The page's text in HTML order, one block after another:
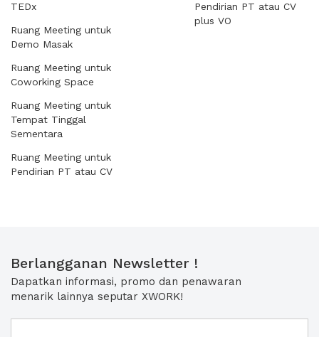
TEDx
Ruang Meeting untuk
Demo Masak
Ruang Meeting untuk
Coworking Space
Ruang Meeting untuk
Tempat Tinggal
Sementara
Ruang Meeting untuk
Pendirian PT atau CV
Pendirian PT atau CV
plus VO
Berlangganan Newsletter !
Dapatkan informasi, promo dan penawaran
menarik lainnya seputar XWORK!